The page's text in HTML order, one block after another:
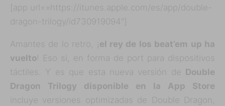
[app url=»https://itunes.apple.com/es/app/double-
dragon-trilogy/id730919094″]
Amantes de lo retro, ¡el rey de los beat’em up ha
vuelto! Eso si, en forma de port para dispositivos
táctiles. Y es que esta nueva versión de
Double
Dragon Trilogy disponible en la App Store
incluye versiones optimizadas de Double Dragon,